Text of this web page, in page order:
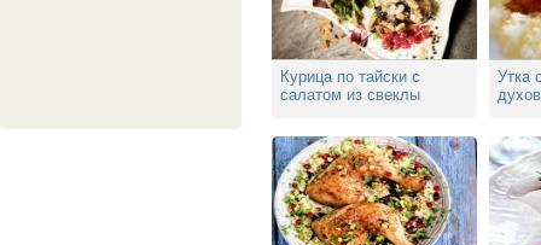
Курица по тайски с
салатом из свеклы
Утка